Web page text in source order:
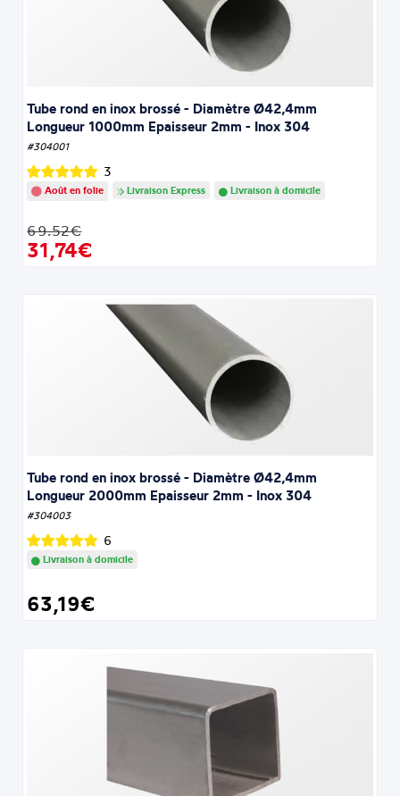
Tube rond en inox brossé - Diamètre Ø42,4mm
Longueur 1000mm Epaisseur 2mm - Inox 304
#304001
3
Août en folie Livraison Express Livraison à domicile
69.52€
31,74€
Tube rond en inox brossé - Diamètre Ø42,4mm
Longueur 2000mm Epaisseur 2mm - Inox 304
#304003
6
Livraison à domicile
63,19€